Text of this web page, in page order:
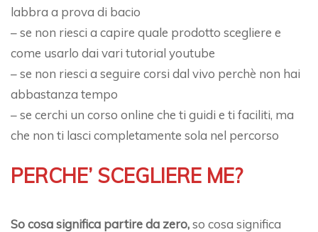
labbra a prova di bacio
– se non riesci a capire quale prodotto scegliere e
come usarlo dai vari tutorial youtube
– se non riesci a seguire corsi dal vivo perchè non hai
abbastanza tempo
– se cerchi un corso online che ti guidi e ti faciliti, ma
che non ti lasci completamente sola nel percorso
PERCHE’ SCEGLIERE ME?
So cosa significa partire da zero,so cosa significa